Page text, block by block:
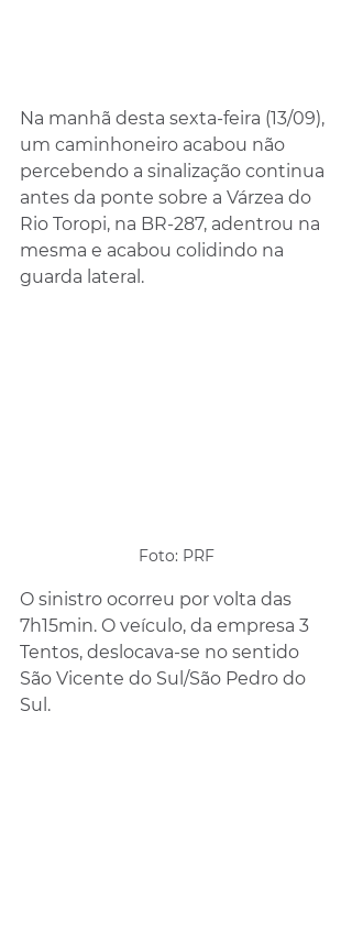
Na manhã desta sexta-feira (13/09),
um caminhoneiro acabou não
percebendo a sinalização continua
antes da ponte sobre a Várzea do
Rio Toropi, na BR-287, adentrou na
mesma e acabou colidindo na
guarda lateral.
Foto: PRF
O sinistro ocorreu por volta das
7h15min. O veículo, da empresa 3
Tentos, deslocava-se no sentido
São Vicente do Sul/São Pedro do
Sul.